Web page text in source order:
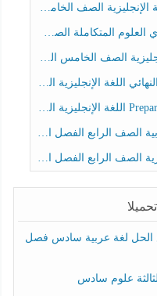
الصف الخامس الفصل الثالث
الصف الخامس عام الفصل الثالث
الصف الرابع الفصل الثالث
الصف الرابع الفصل الثالث
الصف الرابع الفصل الثالث
الحل لغة عربية سادس فصل
علوم سادس